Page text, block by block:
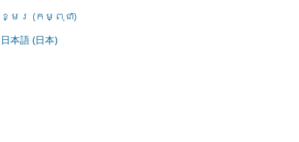
ខ្មែរ (កម្ពុជា)
日本語 (日本)